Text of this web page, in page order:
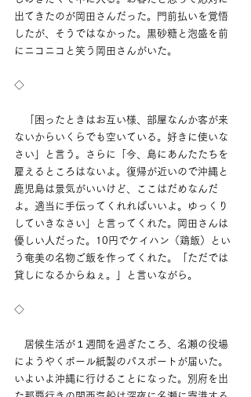
出てきたのが岡田さんだった。門前払いを覚悟
したが、そうではなかった。黒砂糖と泡盛を前
にニコニコと笑う岡田さんがいた。
◇
「困ったときはお互い様、部屋なんか客が来
ないからいくらでも空いている。好きに使いな
さい」と言う。さらに「今、島にあんたたちを
雇えるところはないよ。復帰が近いので沖縄と
鹿児島は景気がいいけど、ここはだめなんだ
よ。適当に手伝ってくれればいいよ。ゆっくり
していきなさい」と言ってくれた。岡田さんは
優しい人だった。10円でケイハン（鶏飯）とい
う奄美の名物ご飯を作ってくれた。「ただでは
貸しになるからねぇ。」と言いながら。
◇
居候生活が１週間を過ぎたころ、名瀬の役場
にようやくボール紙製のパスポートが届いた。
いよいよ沖縄に行けることになった。別府を出